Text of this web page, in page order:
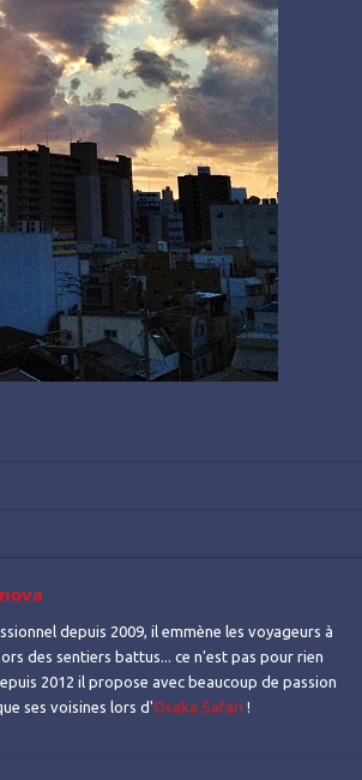
depuis 2009, il emmène les voyageurs à
des sentiers battus... ce n'est pas pour rien
2012 il propose avec beaucoup de passion
ses voisines lors d'Osaka Safari !